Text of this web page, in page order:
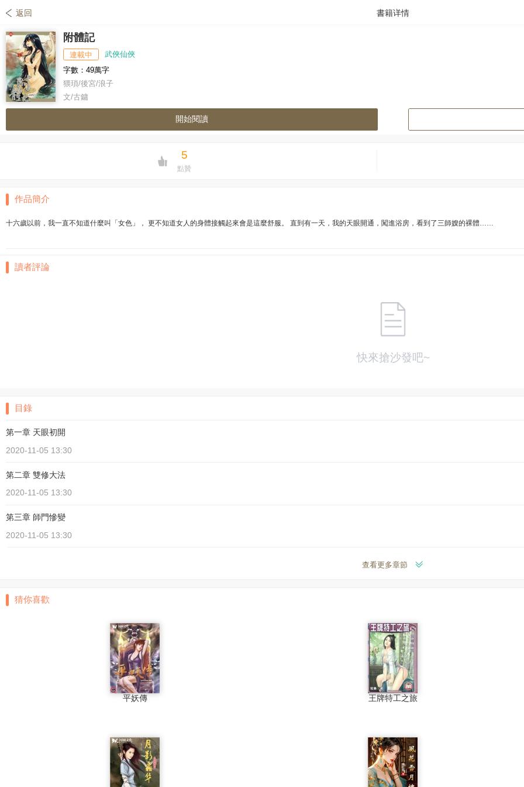
返回 書籍详情
附體記
連載中
武俠仙俠
字數：49萬字
猥瑣/後宮/浪子
文/古鏞
開始閱讀
5
點贊
作品簡介
十六歲以前，我一直不知道什麼叫「女色」， 更不知道女人的身體接觸起來會是這麼舒服。 直到有一天，我的天眼開通，闖進浴房，看到了三師嫂的裸體……
讀者評論
快來搶沙發吧~
目錄
第一章 天眼初開
2020-11-05 13:30
第二章 雙修大法
2020-11-05 13:30
第三章 師門慘變
2020-11-05 13:30
查看更多章節
猜你喜歡
平妖傳 王牌特工之旅